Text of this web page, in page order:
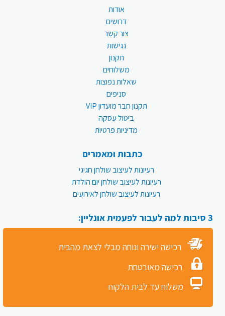
אודות
דרושים
צור קשר
נגישות
תקנון
משלוחים
שאלות נפוצות
סניפים
תקנון חבר מועדון VIP
ביטול עסקה
מדיניות פרטיות
כתבות ומאמרים
רעיונות לעיצוב שולחן חגיגי
רעיונות לעיצוב שולחן יום הולדת
רעיונות לעיצוב שולחן לאירועים
3 סיבות למה לעבור לפעמית אונליין:
רכישה ישירה ונוחה מבלי לצאת מהבית
רכישה מאובטחת
משלוח עד לבית הלקוח